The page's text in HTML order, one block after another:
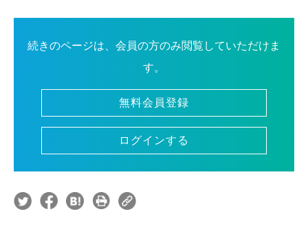
続きのページは、会員の方のみ閲覧していただけま
す。
無料会員登録
ログインする